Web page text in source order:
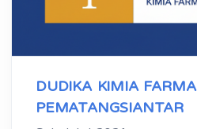
DUDIKA KIMIA FARMA
PEMATANGSIANTAR